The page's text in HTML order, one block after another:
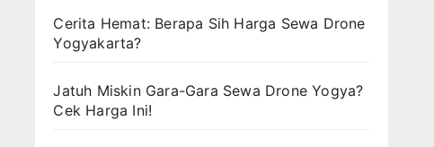
Cerita Hemat: Berapa Sih Harga Sewa Drone
Yogyakarta?
Jatuh Miskin Gara-Gara Sewa Drone Yogya?
Cek Harga Ini!